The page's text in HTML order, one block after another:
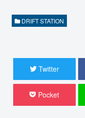
DRIFT STATION
Twitter
Pocket